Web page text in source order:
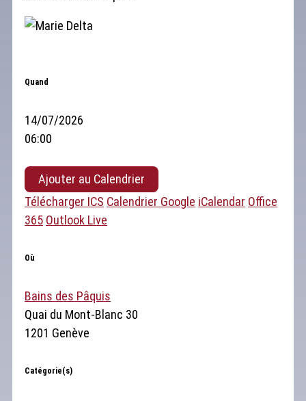
Quand
14/07/2026
06:00
Ajouter au Calendrier
Télécharger ICS Calendrier Google iCalendar Office
365 Outlook Live
Où
Bains des Pâquis
Quai du Mont-Blanc 30
1201 Genève
Catégorie(s)